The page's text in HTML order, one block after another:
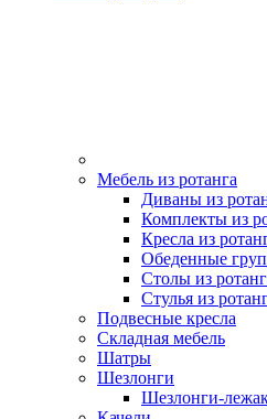
Мебель из ротанга
Диваны из
Комплекты из
Кресла из
Обеденные
Столы из
Стулья из
Подвесные кресла
Складная мебель
Шатры
Шезлонги
Шезлонги-